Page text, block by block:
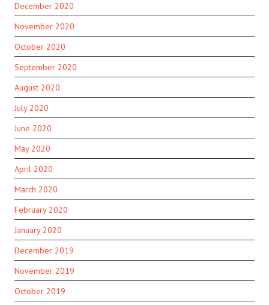
December 2020
November 2020
October 2020
September 2020
August 2020
July 2020
June 2020
May 2020
April 2020
March 2020
February 2020
January 2020
December 2019
November 2019
October 2019